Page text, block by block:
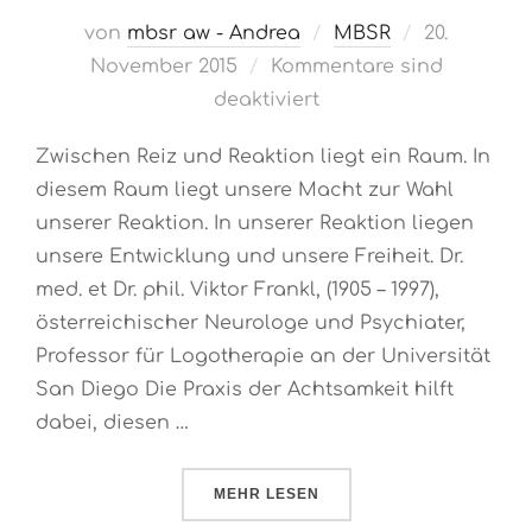
von mbsr aw - Andrea MBSR
am
20.
November 2015
Kommentare sind
deaktiviert
Zwischen Reiz und Reaktion liegt ein Raum. In
diesem Raum liegt unsere Macht zur Wahl
unserer Reaktion. In unserer Reaktion liegen
unsere Entwicklung und unsere Freiheit. Dr.
med. et Dr. phil. Viktor Frankl, (1905 – 1997),
österreichischer Neurologe und Psychiater,
Professor für Logotherapie an der Universität
San Diego Die Praxis der Achtsamkeit hilft
dabei, diesen …
MEHR ÜBER „REIZ UND REAKTION“
LESEN